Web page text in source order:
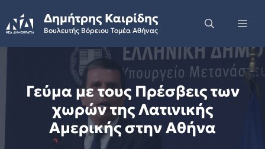
to
content
Δημήτρης Καιρίδης
Βουλευτής Βόρειου Τομέα Αθήνας
Γεύμα με τους Πρέσβεις των
χωρών της Λατινικής
Αμερικής στην Αθήνα